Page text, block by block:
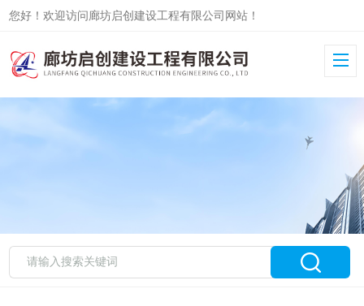
您好！欢迎访问廊坊启创建设工程有限公司网站！